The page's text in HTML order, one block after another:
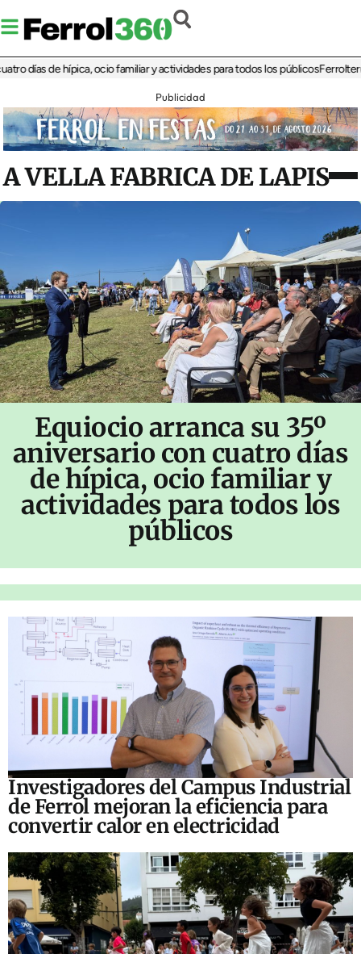
de hípica, ocio familiar y actividades para todos los públicosFerrolterra
Publicidad
A VELLA FABRICA DE LAPIS
Equiocio arranca su 35º
aniversario con cuatro días
de hípica, ocio familiar y
actividades para todos los
públicos
Investigadores del Campus Industrial
de Ferrol mejoran la eficiencia para
convertir calor en electricidad